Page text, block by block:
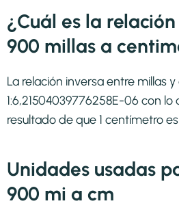
¿Cuál es la
900 millas a
La relación inversa entre millas
1:6,21504039776258E-06 con
resultado de que 1 centímetro
Unidades usadas
900 mi a cm